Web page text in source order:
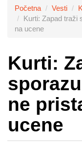
Početna Vesti
Kurti: Zapad traži
na ucene
Kurti:
ne
ucene